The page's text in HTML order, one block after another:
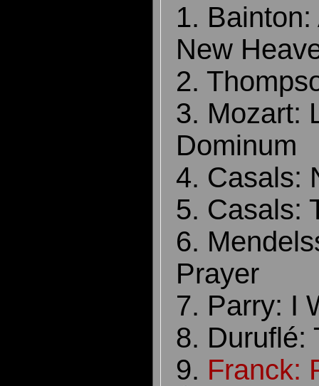
1.
New
2.
3. Mozart:
Dominum
4. Casals:
5. Casals:
6.
Prayer
7. Parry: I
8. Duruflé:
9. Franck: